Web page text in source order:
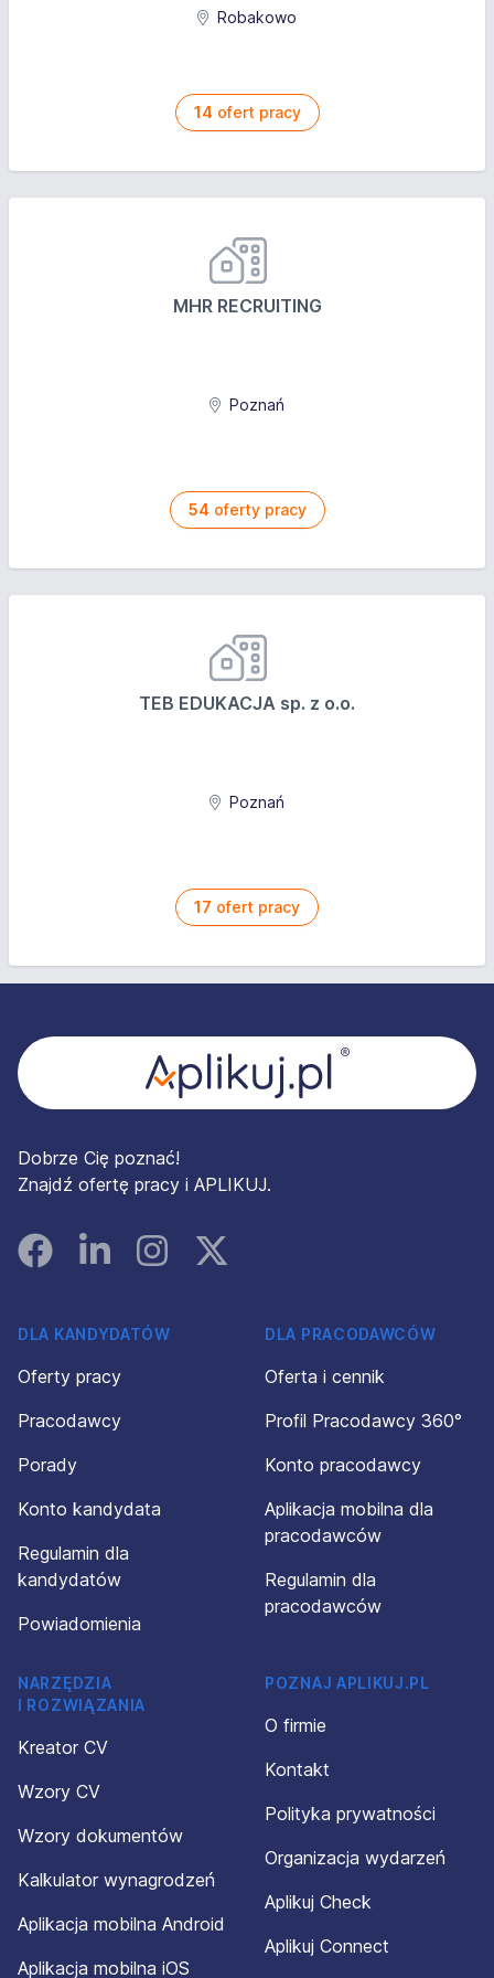
na każdym etapie
1500 zł za polecenie pracownika z uprawnieniami
i/lub finansowane szkolenie UDT— więcej
zapewniamy legalne zatrudnienie na podstawie
1500 zł za polecenie pracownika z
uprawnieniami i/lub finansowane szkolenie UDT
Robakowo
14 ofert pracy
MHR RECRUITING
Poznań
54 oferty pracy
TEB EDUKACJA sp. z o.o.
Poznań
17 ofert pracy
Dobrze Cię poznać!
Znajdź ofertę pracy i APLIKUJ.
FacebookLinked InInstagramInstagram
DLA KANDYDATÓW
Oferty pracy
Pracodawcy
Porady
Konto kandydata
Regulamin dla
kandydatów
Powiadomienia
DLA PRACODAWCÓW
Oferta i cennik
Profil Pracodawcy 360°
Konto pracodawcy
Aplikacja mobilna dla
pracodawców
Regulamin dla
pracodawców
NARZĘDZIA
I ROZWIĄZANIA
Kreator CV
Wzory CV
Wzory dokumentów
Kalkulator wynagrodzeń
Aplikacja mobilna Android
Aplikacja mobilna iOS
POZNAJ APLIKUJ.PL
O firmie
Kontakt
Polityka prywatności
Organizacja wydarzeń
Aplikuj Check
Aplikuj Connect